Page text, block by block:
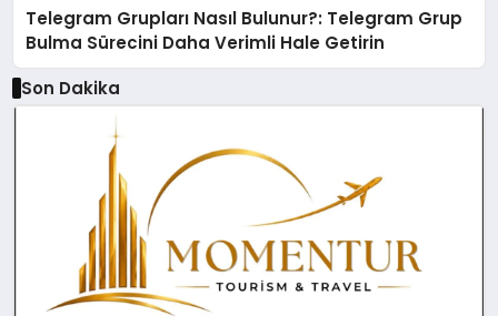
Telegram Grupları Nasıl Bulunur?: Telegram Grup
Bulma Sürecini Daha Verimli Hale Getirin
Son Dakika